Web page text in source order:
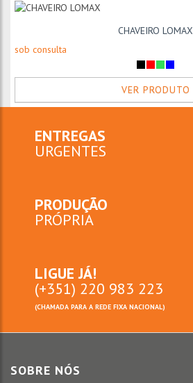
CHAVEIRO LOMAX
sob consulta
VER PRODUTO
ENTREGAS
URGENTES
PRODUÇÃO
PRÓPRIA
LIGUE JÁ!
(+351) 220 983 223
(CHAMADA PARA A REDE FIXA NACIONAL)
SOBRE NÓS